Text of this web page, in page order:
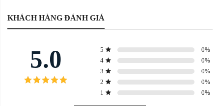
KHÁCH HÀNG ĐÁNH GIÁ
5.0 5 0%
4
0%
3
0%
2
0%
1
0%